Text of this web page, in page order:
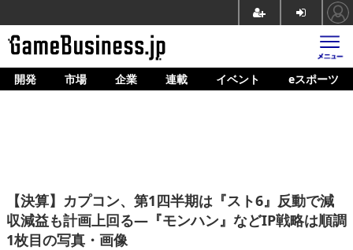
ホーム
企業動向
人材育成
開発 市場 企業 連載 イベント eスポーツ
【決算】カプコン、第1四半期は『スト6』反動で減
収減益も計画上回る―『モンハン』などIP戦略は順調
1枚目の写真・画像